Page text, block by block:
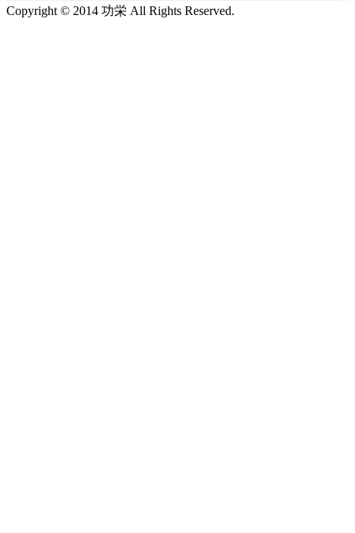
Copyright © 2014 功栄 All Rights Reserved.